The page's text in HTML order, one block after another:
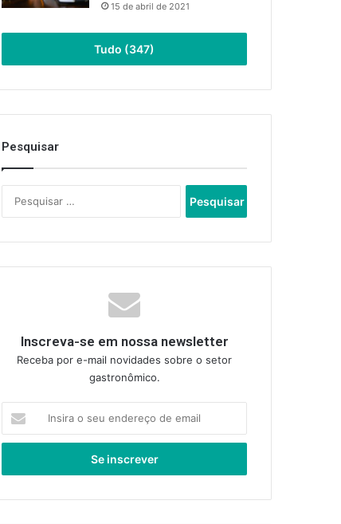
15 de abril de 2021
Tudo (347)
Pesquisar
por:
Inscreva-se em nossa newsletter
Receba por e-mail novidades sobre o setor
gastronômico.
seu
de